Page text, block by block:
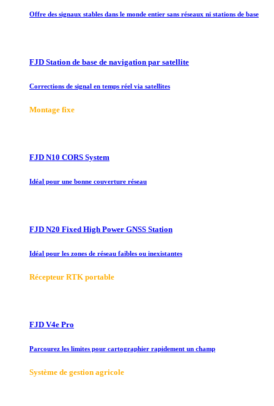
Offre des signaux stables dans le monde entier sans réseaux ni stations de base
FJD Station de base de navigation par satellite
Corrections de signal en temps réel via satellites
Montage fixe
FJD N10 CORS System
Idéal pour une bonne couverture réseau
FJD N20 Fixed High Power GNSS Station
Idéal pour les zones de réseau faibles ou inexistantes
Récepteur RTK portable
FJD V4e Pro
Parcourez les limites pour cartographier rapidement un champ
Système de gestion agricole